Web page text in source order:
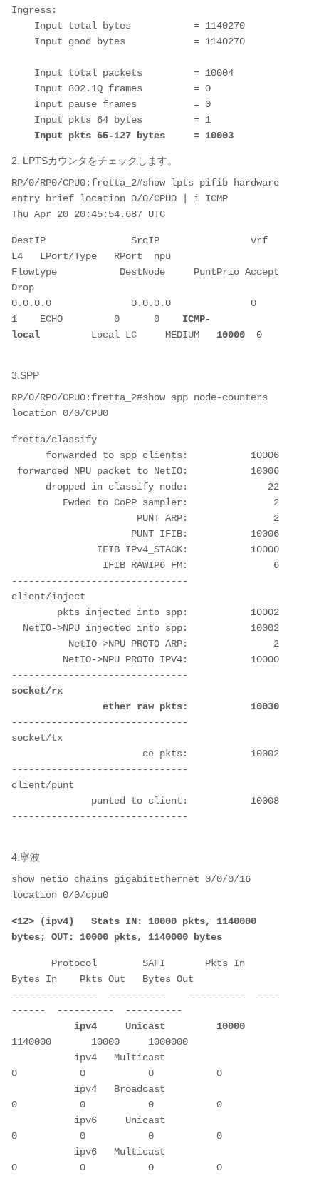
Ingress:
Input total bytes           = 1140270
Input good bytes            = 1140270
Input total packets         = 10004
Input 802.1Q frames         = 0
Input pause frames          = 0
Input pkts 64 bytes         = 1
Input pkts 65-127 bytes     = 10003
2. LPTSカウンタをチェックします。
RP/0/RP0/CPU0:fretta_2#show lpts pifib hardware
entry brief location 0/0/CPU0 | i ICMP
Thu Apr 20 20:45:54.687 UTC
DestIP               SrcIP                vrf
L4   LPort/Type   RPort  npu
Flowtype           DestNode     PuntPrio Accept
Drop
0.0.0.0              0.0.0.0              0
1    ECHO         0      0 ICMP-
local
Local LC     MEDIUM 10000 0
3.SPP
RP/0/RP0/CPU0:fretta_2#show spp node-counters
location 0/0/CPU0
fretta/classify
forwarded to spp clients:           10006
forwarded NPU packet to NetIO:           10006
dropped in classify node:              22
Fwded to CoPP sampler:               2
PUNT ARP:               2
PUNT IFIB:           10006
IFIB IPv4_STACK:           10000
IFIB RAWIP6_FM:               6
-------------------------------
client/inject
pkts injected into spp:           10002
NetIO->NPU injected into spp:           10002
NetIO->NPU PROTO ARP:               2
NetIO->NPU PROTO IPV4:           10000
-------------------------------
socket/rx
ether raw pkts:           10030
-------------------------------
socket/tx
ce pkts:           10002
-------------------------------
client/punt
punted to client:           10008
-------------------------------
4.寧波
show netio chains gigabitEthernet 0/0/0/16
location 0/0/cpu0
<12> (ipv4)   Stats IN: 10000 pkts, 1140000
bytes; OUT: 10000 pkts, 1140000 bytes
Protocol        SAFI       Pkts In
Bytes In    Pkts Out   Bytes Out
---------------  ----------    ----------  ----
------  ----------  ----------
ipv4     Unicast         10000
1140000       10000     1000000
ipv4   Multicast
0           0           0           0
ipv4   Broadcast
0           0           0           0
ipv6     Unicast
0           0           0           0
ipv6   Multicast
0           0           0           0